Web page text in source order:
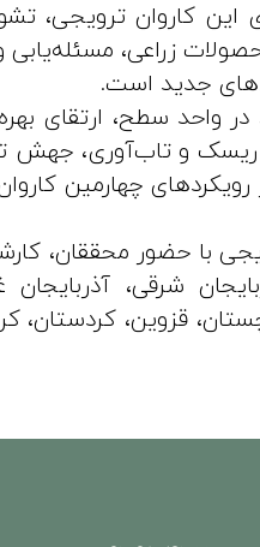
این کاروان ترویجی،
زراعی، مسئله‌یابی
جدید است.
در واحد سطح، ارتقای
ریسک و تاب‌آوری، جهش
رویکردهای چهارمین
با حضور محققان،
شرقی،
قزوین، کردستان،